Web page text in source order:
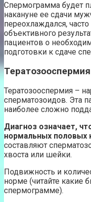
Спермограмма будет
накануне ее сдачи
переохлаждался,
объективного
пациентов о
подготовки к сдаче
Тератозооспермия
Тератозооспермия –
сперматозоидов. Эта
наиболее сложно
Диагноз означает,
нормальных половых
составляют
хвоста или шейки.
Подвижность и
норме (читайте какие
спермограмме).